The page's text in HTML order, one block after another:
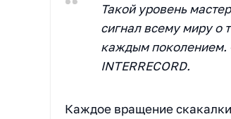
Такой уровень
сигнал всему миру о
каждым поколением.
INTERRECORD.
Каждое вращение